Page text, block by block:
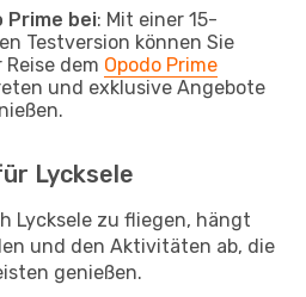
Prime bei: Mit einer 15-
Testversion können Sie
dem Opodo Prime
und exklusive Angebote
Lycksele
Lycksele zu fliegen, hängt
und den Aktivitäten ab, die
genießen.